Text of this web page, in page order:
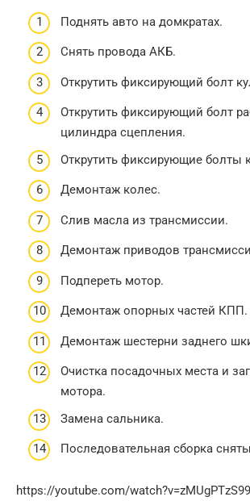
Поднять авто на домкратах.
Снять провода АКБ.
Открутить фиксирующий болт
Открутить фиксирующий болт
цилиндра сцепления.
Открутить фиксирующие болты
Демонтаж колес.
Слив масла из трансмиссии.
Демонтаж приводов
Подпереть мотор.
Демонтаж опорных частей КПП.
Демонтаж шестерни заднего
Очистка посадочных места и
мотора.
Замена сальника.
Последовательная сборка
https://youtube.com/